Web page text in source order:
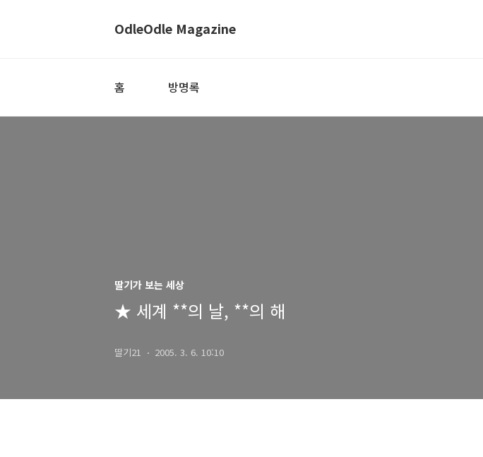
OdleOdle Magazine
홈 방명록
딸기가 보는 세상
★ 세계 **의 날, **의 해
딸기21 2005. 3. 6. 10:10